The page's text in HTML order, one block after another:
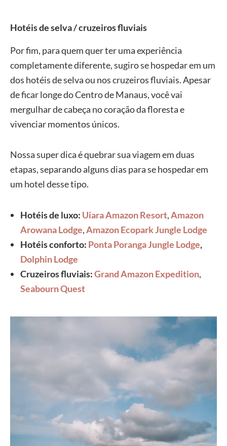
Hotéis de selva / cruzeiros fluviais
Por fim, para quem quer ter uma experiência
completamente diferente, sugiro se hospedar em um
dos hotéis de selva ou nos cruzeiros fluviais. Apesar
de ficar longe do Centro de Manaus, você vai
mergulhar de cabeça no coração da floresta e
vivenciar momentos únicos.
Nossa super dica é quebrar sua viagem em duas
etapas, separando alguns dias para se hospedar em
um hotel desse tipo.
Hotéis de luxo: Uiara Amazon Resort,Amazon
Arowana Lodge,Amazon Ecopark Jungle Lodge
Hotéis conforto: Ponta Poranga Jungle Lodge,
Dolphin Lodge
Cruzeiros fluviais:Grand Amazon Expedition,
Seabourn Quest